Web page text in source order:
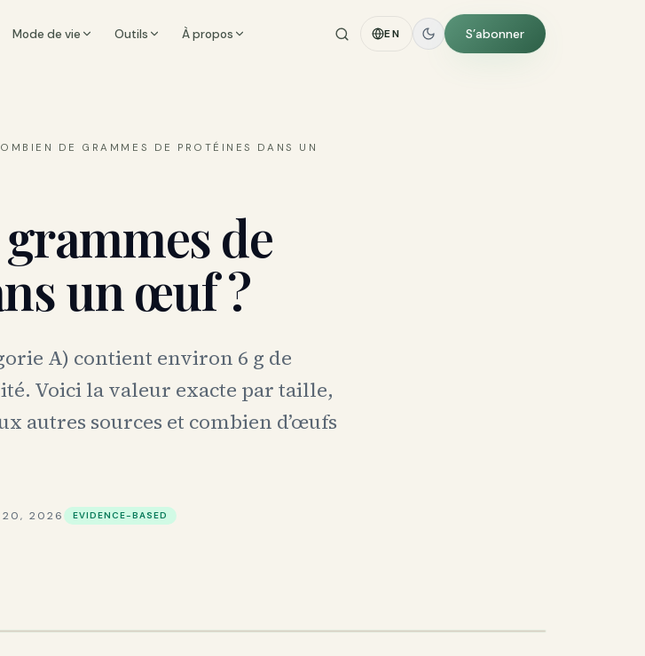
Mode de vie Outils À propos EN S’abonner
DE GRAMMES DE PROTÉINES DANS UN
de
un œuf ?
A) contient environ 6 g de
Voici la valeur exacte par taille,
autres sources et combien d’œufs
20, 2026 EVIDENCE-BASED